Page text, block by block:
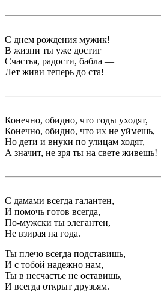
С днем рождения мужик!
В жизни ты уже достиг
Счастья, радости, бабла —
Лет живи теперь до ста!
Конечно, обидно, что годы уходят,
Конечно, обидно, что их не уймешь,
Но дети и внуки по улицам ходят,
А значит, не зря ты на свете живешь!
С дамами всегда галантен,
И помочь готов всегда,
По-мужски ты элегантен,
Не взирая на года.
Ты плечо всегда подставишь,
И с тобой надежно нам,
Ты в несчастье не оставишь,
И всегда открыт друзьям.